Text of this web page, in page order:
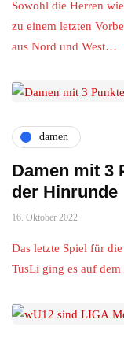
Sowohl die Herren
zu einem letzten
aus Nord und West…
damen
Damen mit 3
der Hinrunde
16. Oktober 2022
Das letzte Spiel für
TusLi ging es auf